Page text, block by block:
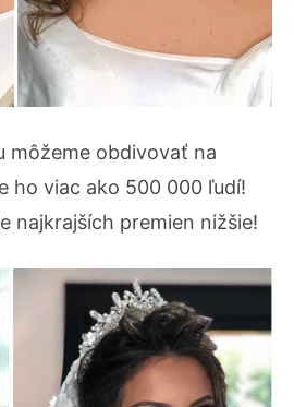
môžeme obdivovať na
ho viac ako 500 000 ľudí!
najkrajších premien nižšie!